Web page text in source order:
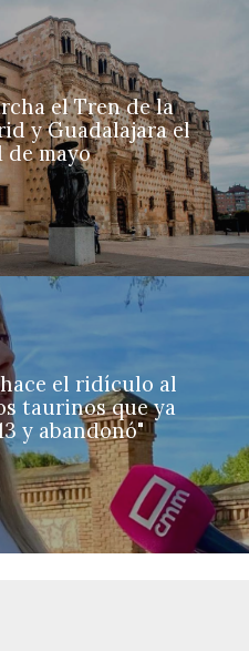
el Tren de la
y Guadalajara el
de mayo
hace el ridículo al
taurinos que ya
y abandonó"